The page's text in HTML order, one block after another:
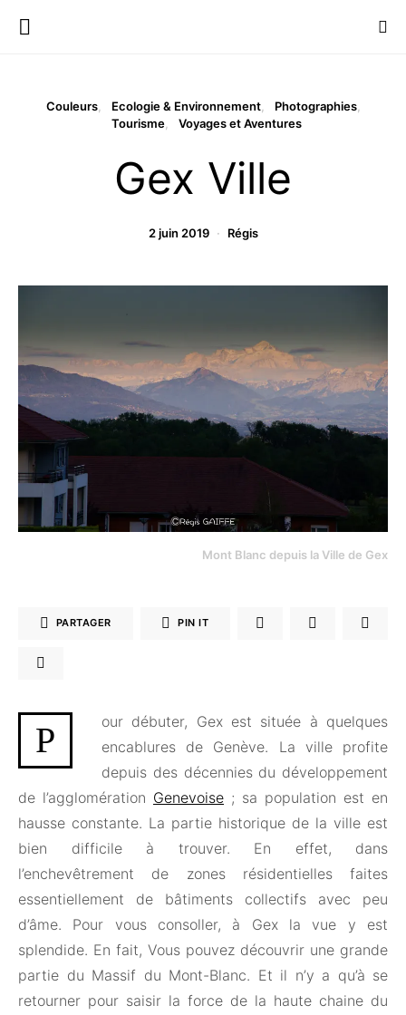
Couleurs Ecologie & Environnement
Photographies
Tourisme
Voyages et Aventures
Gex Ville
2 juin 2019 Régis
Mont Blanc depuis la Ville de Gex
PARTAGER PIN IT
P
our débuter, Gex est située à quelques
encablures de Genève. La ville profite
depuis des décennies du développement
de l’agglomération Genevoise ; sa population est en
hausse constante. La partie historique de la ville est
bien difficile à trouver. En effet, dans
l’enchevêtrement de zones résidentielles faites
essentiellement de bâtiments collectifs avec peu
d’âme. Pour vous consoller, à Gex la vue y est
splendide. En fait, Vous pouvez découvrir une grande
partie du Massif du Mont-Blanc. Et il n’y a qu’à se
retourner pour saisir la force de la haute chaine du